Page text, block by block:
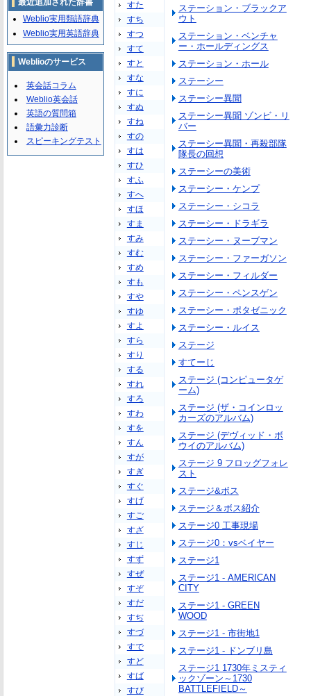
すた
すち
すつ
すて
すと
すな
すに
すぬ
すね
すの
すは
すひ
すふ
すへ
すほ
すま
すみ
すむ
すめ
すも
すや
すゆ
すよ
すら
すり
する
すれ
すろ
すわ
すを
すん
すが
すぎ
すぐ
すげ
すご
すざ
すじ
すず
すぜ
すぞ
すだ
すぢ
すづ
すで
すど
すば
すび
ステーション・ブラックア
ウト
ステーション・ベンチャ
ー・ホールディングス
ステーション・ホール
ステーシー
ステーシー異聞
ステーシー異聞 ゾンビ・リ
バー
ステーシー異聞・再殺部隊
隊長の回想
ステーシーの美術
ステーシー・ケンプ
ステーシー・シコラ
ステーシー・ドラギラ
ステーシー・ヌーブマン
ステーシー・ファーガソン
ステーシー・フィルダー
ステーシー・ペンスゲン
ステーシー・ポタゼニック
ステーシー・ルイス
ステージ
すてーじ
ステージ (コンピュータゲ
ーム)
ステージ (ザ・コインロッ
カーズのアルバム)
ステージ (デヴィッド・ボ
ウイのアルバム)
ステージ 9 フロッグフォレ
スト
ステージ&ボス
ステージ＆ボス紹介
ステージ0 工事現場
ステージ0：vsベイヤー
ステージ1
ステージ1 - AMERICAN
CITY
ステージ1 - GREEN
WOOD
ステージ1 - 市街地1
ステージ1 - ドンブリ島
ステージ1 1730年ミスティ
ックゾーン～1730
BATTLEFIELD～
Weblio実用類語辞典
Weblio実用英語辞典
Weblioのサービス
英会話コラム
Weblio英会話
英語の質問箱
語彙力診断
スピーキングテスト